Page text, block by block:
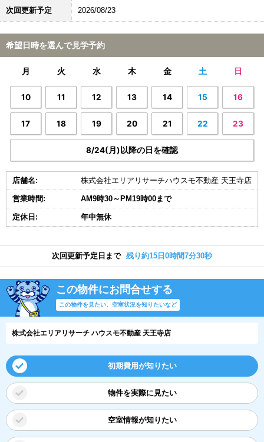
次回更新予定 2026/08/23
希望日時を選んで見学予約
月 火 水 木 金 土 日
10 11 12 13 14 15 16
17 18 19 20 21 22 23
8/24(月)以降の日を確認
店舗名: 株式会社エリアリサーチハウスモ不動産 天王寺店
営業時間: AM9時30～PM19時00まで
定休日: 年中無休
次回更新予定日まで 残り約15日0時間7分29秒
この物件にお問合せする
この物件を見たい、空室状況を知りたいなど
株式会社エリアリサーチ ハウスモ不動産 天王寺店
初期費用が知りたい
物件を実際に見たい
空室情報が知りたい